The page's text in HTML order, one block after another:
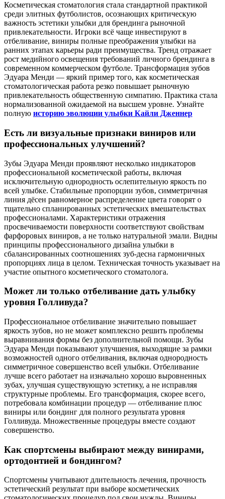
Косметическая стоматология стала стандартной практикой
среди элитных футболистов, осознающих критическую
важность эстетики улыбки для брендинга рыночной
привлекательности. Игроки всё чаще инвестируют в
отбеливание, виниры полные преображения улыбки на
ранних этапах карьеры ради преимущества. Тренд отражает
рост медийного освещения требований личного брендинга в
современном коммерческом футболе. Трансформация зубов
Эдуара Менди — яркий пример того, как косметическая
стоматологическая работа резко повышает рыночную
привлекательность общественную симпатию. Практика стала
нормализованной ожидаемой на высшем уровне. Узнайте
полную историю эволюции улыбки Кайли Дженнер
Есть ли визуальные признаки виниров или
профессиональных улучшений?
Зубы Эдуара Менди проявляют несколько индикаторов
профессиональной косметической работы, включая
исключительную однородность ослепительную яркость по
всей улыбке. Стабильные пропорции зубов, симметричная
линия дёсен равномерное распределение цвета говорят о
тщательно спланированных эстетических вмешательствах
профессионалами. Характеристики отражения
просвечиваемости поверхности соответствуют свойствам
фарфоровых виниров, а не только натуральной эмали. Видны
принципы профессионального дизайна улыбки в
сбалансированных соотношениях зуб-десна гармоничных
пропорциях лица в целом. Техническая точность указывает на
участие опытного косметического стоматолога.
Может ли только отбеливание дать улыбку
уровня Голливуда?
Профессиональное отбеливание значительно повышает
яркость зубов, но не может комплексно решить проблемы
выравнивания формы без дополнительной помощи. Зубы
Эдуара Менди показывают улучшения, выходящие за рамки
возможностей одного отбеливания, включая однородность
симметричное совершенство всей улыбки. Отбеливание
лучше всего работает на изначально хорошо выровненных
зубах, улучшая существующую эстетику, а не исправляя
структурные проблемы. Его трансформация, скорее всего,
потребовала комбинации процедур — отбеливание плюс
виниры или бондинг для полного результата уровня
Голливуда. Множественные процедуры вместе создают
совершенство.
Как спортсмены выбирают между винирами,
ортодонтией и бондингом?
Спортсмены учитывают длительность лечения, прочность
эстетический результат при выборе косметических